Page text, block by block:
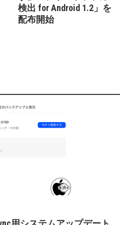
検出 for Android 1.2」を
配布開始